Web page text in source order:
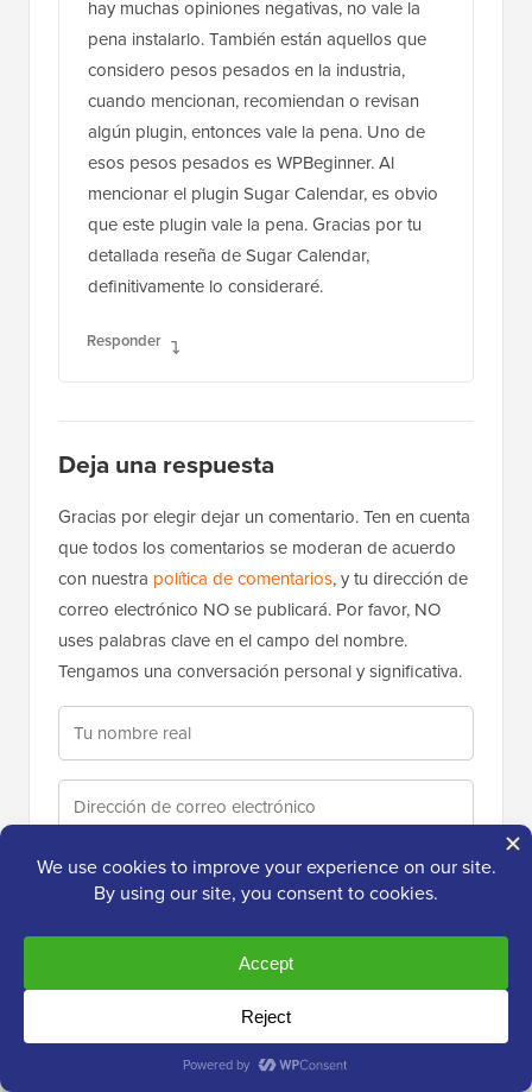
hay muchas opiniones negativas, no vale la
pena instalarlo. También están aquellos que
considero pesos pesados en la industria,
cuando mencionan, recomiendan o revisan
algún plugin, entonces vale la pena. Uno de
esos pesos pesados es WPBeginner. Al
mencionar el plugin Sugar Calendar, es obvio
que este plugin vale la pena. Gracias por tu
detallada reseña de Sugar Calendar,
definitivamente lo consideraré.
Responder
Deja una respuesta
Gracias por elegir dejar un comentario. Ten en cuenta
que todos los comentarios se moderan de acuerdo
con nuestra política de comentarios, y tu dirección de
correo electrónico NO se publicará. Por favor, NO
uses palabras clave en el campo del nombre.
Tengamos una conversación personal y significativa.